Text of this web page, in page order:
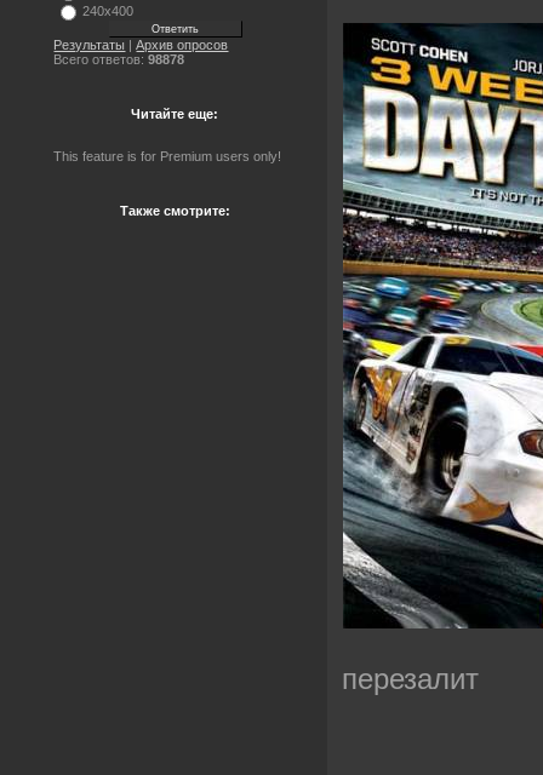
240x400
Результаты |Архив опросов
Всего ответов:98878
Читайте еще:
This feature is for Premium users only!
Также смотрите:
перезалит